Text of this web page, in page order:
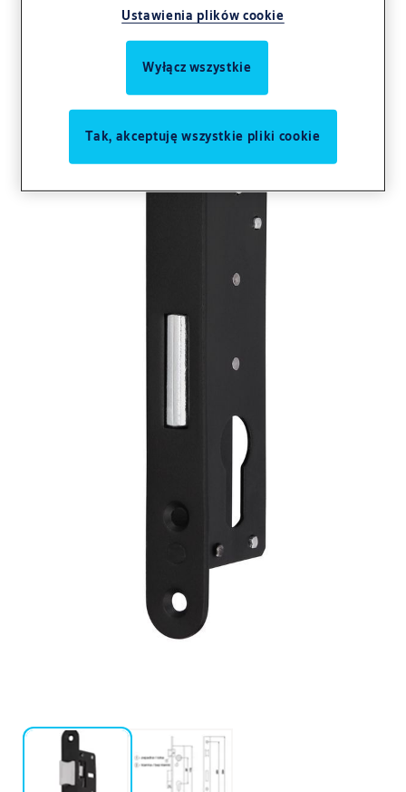
Ustawienia plików cookie
Wyłącz wszystkie
Tak, akceptuję wszystkie pliki cookie